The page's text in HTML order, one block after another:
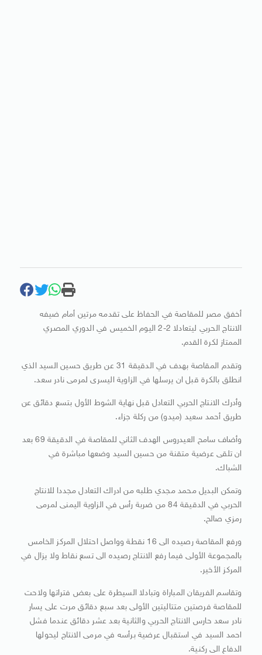
أخفق مصر للمقاصة في الحفاظ على تقدمه مرتين أمام ضيفه
الانتاج الحربي ليتعادلا 2-2 اليوم الخميس في الدوري المصري
الممتاز لكرة القدم.
وتقدم المقاصة بهدف في الدقيقة 31 عن طريق حسين السيد الذي
انطلق بالكرة قبل ان يرسلها في الزاوية اليسرى لمرمى نادر سعد.
وأدرك الانتاج الحربي التعادل قبل نهاية الشوط الأول بتسع دقائق عن
طريق أحمد سعيد (ميدو) من ركلة جزاء.
وأضاف سامح العيدروس الهدف الثاني للمقاصة في الدقيقة 69 بعد
ان تلقى عرضية متقنة من حسين السيد وضعها مباشرة في
الشباك.
وتمكن البديل محمد مجدي طلبه من ادراك التعادل مجددا للانتاج
الحربي في الدقيقة 84 من ضربة رأس في الزاوية اليمنى لمرمى
رمزي صالح.
ورفع المقاصة رصيده الى 16 نقطة وواصل احتلال المركز الخامس
بالمجموعة الأولى فيما رفع الانتاج رصيده الى تسع نقاط ولا يزال في
المركز الأخير.
وتقاسم الفريقان المباراة وتبادلا السيطرة على بعض فتراتها ولاحت
للمقاصة فرصتين متتاليتين الأولى بعد سبع دقائق مرت على يسار
نادر سعد حارس الانتاج الحربي والثانية بعد عشر دقائق عندما فشل
احمد السيد في استقبال عرضية برأسه في مرمى الانتاج ليحولها
الدفاع الى ركنية.